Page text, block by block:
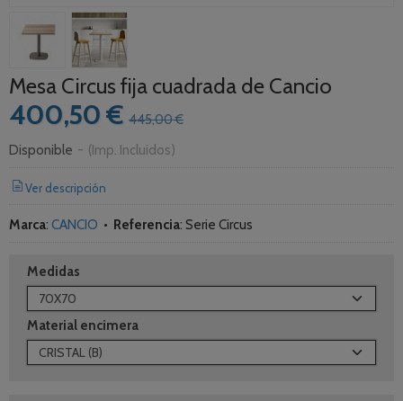
Mesa Circus fija cuadrada de Cancio
400,50 € 445,00 €
Disponible - (Imp. Incluidos)
Ver descripción
Marca: CANCIO • Referencia: Serie Circus
Medidas
Material encimera